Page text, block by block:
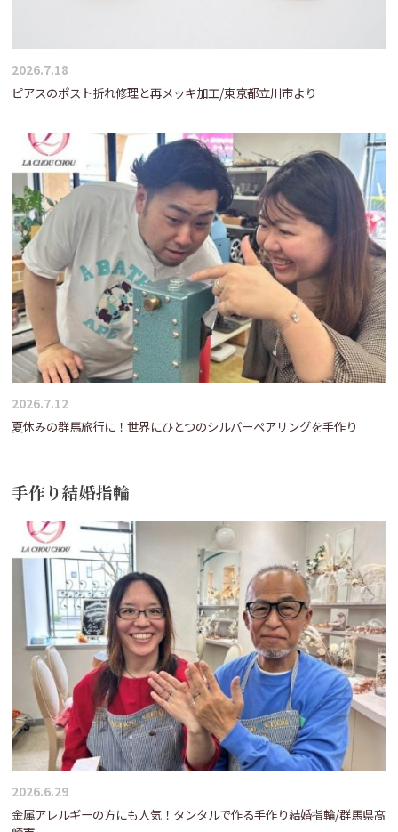
2026.7.18
ピアスのポスト折れ修理と再メッキ加工/東京都立川市より
2026.7.12
夏休みの群馬旅行に！世界にひとつのシルバーペアリングを手作り
手作り結婚指輪
2026.6.29
金属アレルギーの方にも人気！タンタルで作る手作り結婚指輪/群馬県高